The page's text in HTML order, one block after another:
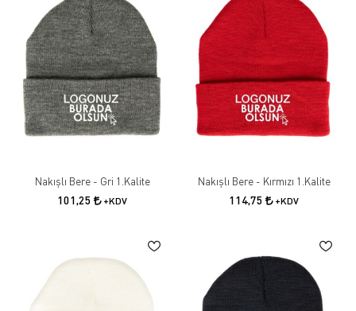
Nakışlı Bere - Gri 1.Kalite
101,25 +KDV
Nakışlı Bere - Kırmızı 1.Kalite
114,75 +KDV